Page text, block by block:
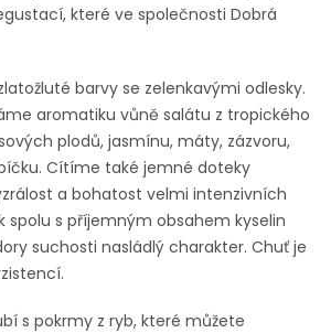
které ve společnosti Dobrá
barvy se zelenkavými odlesky.
aromatiku vůně salátu z tropického
plodů, jasmínu, máty, zázvoru,
Cítíme také jemné doteky
a bohatost velmi intenzivních
s příjemným obsahem kyselin
suchosti nasládlý charakter. Chuť je
s pokrmy z ryb, které můžete